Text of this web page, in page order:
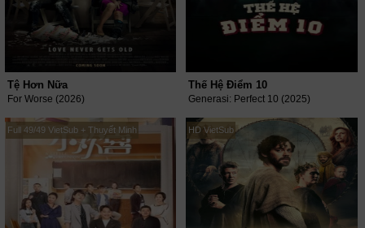
Tệ Hơn Nữa
For Worse (2026)
Thế Hệ Điểm 10
Generasi: Perfect 10 (2025)
Full 49/49 VietSub + Thuyết Minh HD VietSub